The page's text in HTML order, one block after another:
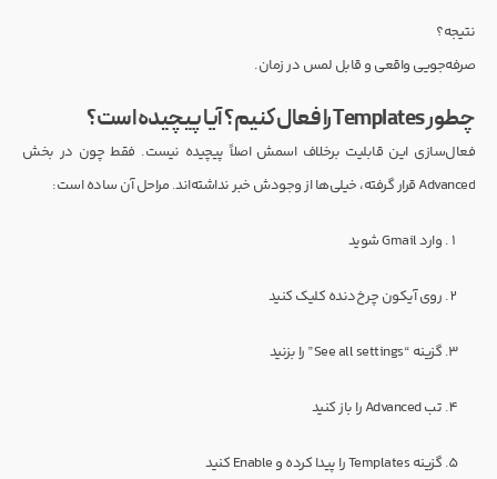
نتیجه؟
صرفه‌جویی واقعی و قابل لمس در زمان.
چطور Templates را فعال کنیم؟ آیا پیچیده است؟
فعال‌سازی این قابلیت برخلاف اسمش اصلاً پیچیده نیست. فقط چون در بخش
Advanced قرار گرفته، خیلی‌ها از وجودش خبر نداشته‌اند. مراحل آن ساده است:
وارد Gmail شوید
روی آیکون چرخ‌دنده کلیک کنید
گزینه “See all settings” را بزنید
تب Advanced را باز کنید
گزینه Templates را پیدا کرده و Enable کنید